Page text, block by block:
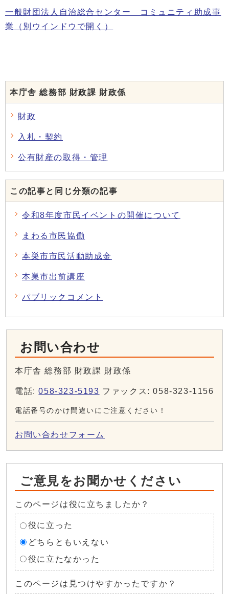
一般財団法人自治総合センター コミュニティ助成事
業
（別ウインドウで開く）
本庁舎 総務部 財政課 財政係
財政
入札・契約
公有財産の取得・管理
この記事と同じ分類の記事
令和8年度市民イベントの開催について
まわる市民協働
本巣市市民活動助成金
本巣市出前講座
パブリックコメント
お問い合わせ
本庁舎 総務部 財政課 財政係
電話:058-323-5193 ファックス: 058-323-1156
電話番号のかけ間違いにご注意ください！
お問い合わせフォーム
ご意見をお聞かせください
このページは役に立ちましたか？
役に立った
どちらともいえない
役に立たなかった
このページは見つけやすかったですか？